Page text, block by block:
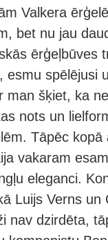
Valkera
bet nu jau
ērģeļbūves
esmu spēlējusi
man šķiet, ka
nots un
Tāpēc kopā
vakaram
eleganci.
Luijs Verns un
nav dzirdēta,